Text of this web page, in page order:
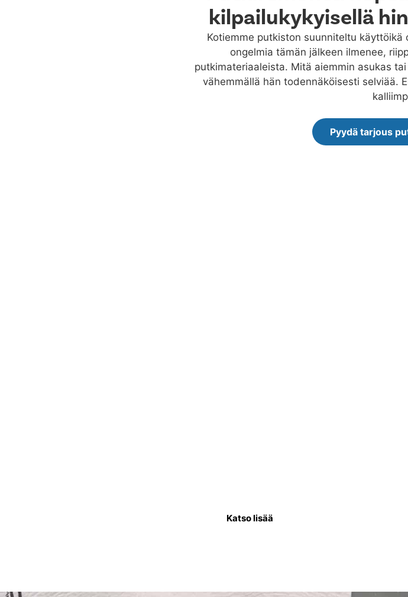
kilpailukykyisellä
Kotiemme putkiston suunniteltu
ongelmia tämän jälkeen ilmenee,
putkimateriaaleista. Mitä aiemmin asukas
vähemmällä hän todennäköisesti selviää.
Pyydä tarjous
Katso lisää